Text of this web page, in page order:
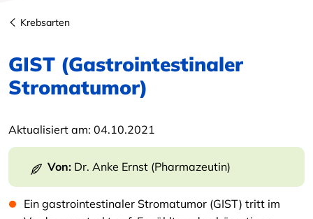
Krebsarten
GIST (Gastrointestinaler
Stromatumor)
Aktualisiert am: 04.10.2021
Von: Dr. Anke Ernst (Pharmazeutin)
Ein gastrointestinaler Stromatumor (GIST) tritt im